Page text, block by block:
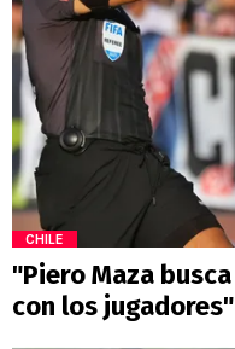
CHILE
"Piero Maza
con los jugadores"